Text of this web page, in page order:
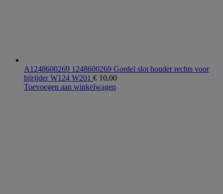
A1248600269 1248600269 Gordel slot houder rechts voor
bijrijder W124 W201 € 10,00
Toevoegen aan winkelwagen